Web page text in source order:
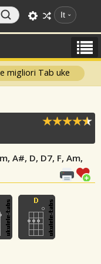
It
migliori Tab uke
A#, D, D7, F, Am,